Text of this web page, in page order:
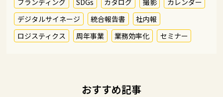
デジタルサイネージ
統合報告書
社内報
ロジスティクス
周年事業 業務効率化 セミナー
おすすめ記事